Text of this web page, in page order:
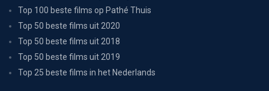
Top 100 beste films op Pathé Thuis
Top 50 beste films uit 2020
Top 50 beste films uit 2018
Top 50 beste films uit 2019
Top 25 beste films in het Nederlands